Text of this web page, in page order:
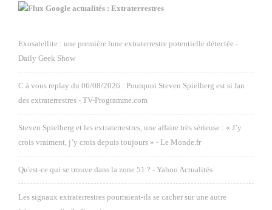
Google actualités : Extraterrestres
Exosatellite : une première lune extraterrestre potentielle détectée -
Daily Geek Show
C à vous replay du 06/08/2026 : Pourquoi Steven Spielberg est si fan
des extraterrestres - TV-Programme.com
Steven Spielberg et les extraterrestres, une affaire très sérieuse : « J’y
crois vraiment, j’y crois depuis toujours » - Le Monde.fr
Qu'est-ce qui se trouve dans la zone 51 ? - Yahoo Actualités
Les signaux extraterrestres pourraient-ils se cacher sur une autre